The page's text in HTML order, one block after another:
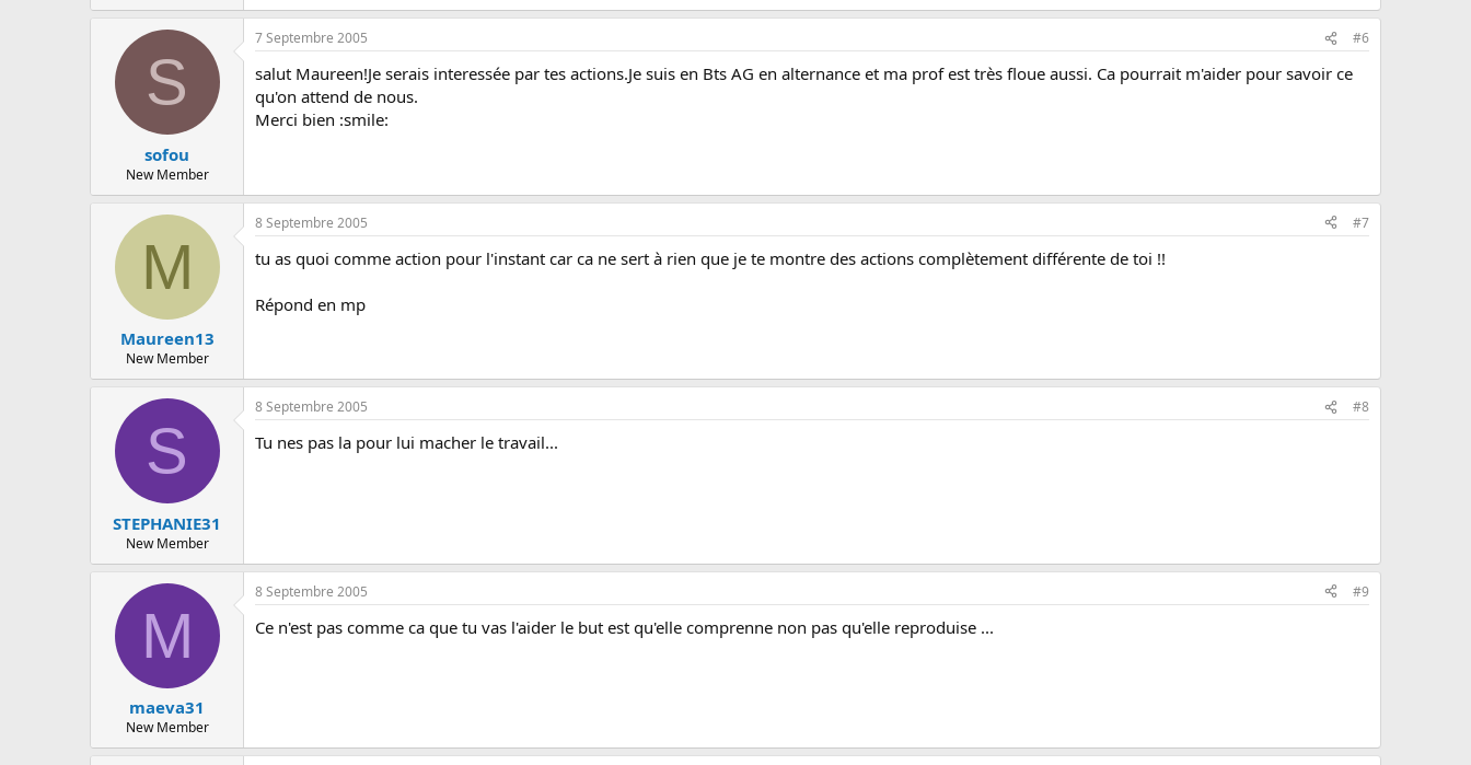
S
sofou
New Member
7 Septembre 2005 #6
salut Maureen!Je serais interessée par tes actions.Je suis en Bts AG en alternance et ma prof est très floue aussi. Ca pourrait m'aider pour savoir ce
qu'on attend de nous.
Merci bien :smile:
M
Maureen13
New Member
8 Septembre 2005 #7
tu as quoi comme action pour l'instant car ca ne sert à rien que je te montre des actions complètement différente de toi !!
Répond en mp
S
STEPHANIE31
New Member
8 Septembre 2005 #8
Tu nes pas la pour lui macher le travail...
M
maeva31
New Member
8 Septembre 2005 #9
Ce n'est pas comme ca que tu vas l'aider le but est qu'elle comprenne non pas qu'elle reproduise ...